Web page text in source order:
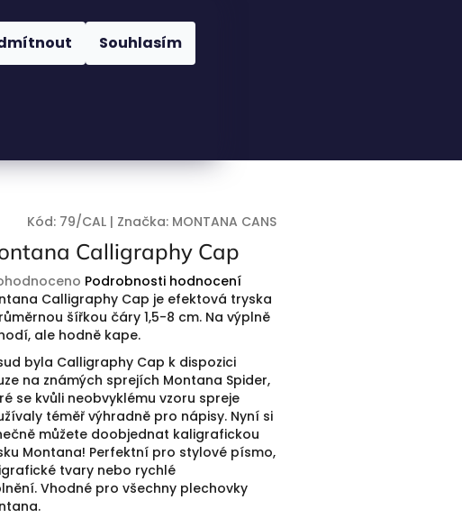
Souhlasím
Hledat
Kód: 79/CAL | Značka: MONTANA CANS
Calligraphy Cap
Podrobnosti hodnocení
Calligraphy Cap je efektová tryska
šířkou čáry 1,5-8 cm. Na výplně
ale hodně kape.
byla Calligraphy Cap k dispozici
na známých sprejích Montana Spider,
se kvůli neobvyklému vzoru spreje
téměř výhradně pro nápisy. Nyní si
můžete doobjednat kaligrafickou
Montana! Perfektní pro stylové písmo,
tvary nebo rychlé
Vhodné pro všechny plechovky